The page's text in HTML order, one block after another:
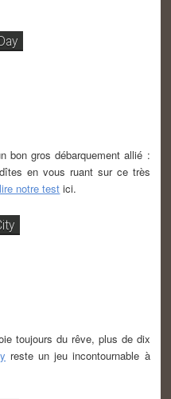
bon gros débarquement allié :
en vous ruant sur ce très
lire notre test ici.
toujours du rêve, plus de dix
reste un jeu incontournable à